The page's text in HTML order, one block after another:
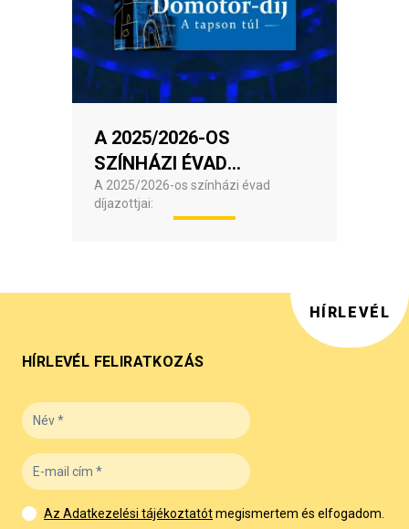
A 2025/2026-OS
SZÍNHÁZI ÉVAD
DÖMÖTÖR-DÍJASAI
A 2025/2026-os színházi évad
díjazottjai:
HÍRLEVÉL
HÍRLEVÉL FELIRATKOZÁS
Az Adatkezelési tájékoztatótmegismertem és elfogadom.